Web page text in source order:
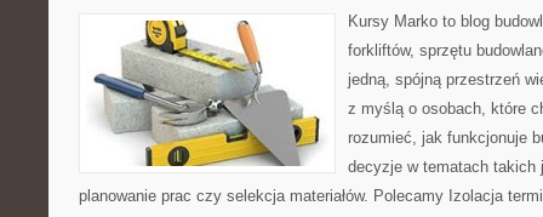
Kursy Marko to blog
forkliftów, sprzętu
jedną, spójną przestrzeń
z myślą o osobach, które
rozumieć, jak funkcjonuje
decyzje w tematach takich
planowanie prac czy selekcja materiałów. Polecamy Izolacja